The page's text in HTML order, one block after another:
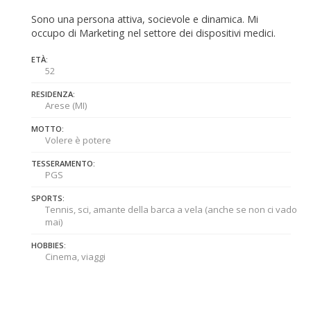
Sono una persona attiva, socievole e dinamica. Mi
occupo di Marketing nel settore dei dispositivi medici.
ETÀ:
52
RESIDENZA:
Arese (MI)
MOTTO:
Volere è potere
TESSERAMENTO:
PGS
SPORTS:
Tennis, sci, amante della barca a vela (anche se non ci vado
mai)
HOBBIES:
Cinema, viaggi